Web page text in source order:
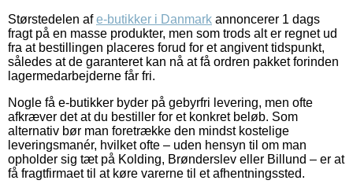
Størstedelen afe-butikker i Danmark annoncerer 1 dags
fragt på en masse produkter, men som trods alt er regnet ud
fra at bestillingen placeres forud for et angivent tidspunkt,
således at de garanteret kan nå at få ordren pakket forinden
lagermedarbejderne får fri.
Nogle få e-butikker byder på gebyrfri levering, men ofte
afkræver det at du bestiller for et konkret beløb. Som
alternativ bør man foretrække den mindst kostelige
leveringsmanér, hvilket ofte – uden hensyn til om man
opholder sig tæt på Kolding, Brønderslev eller Billund – er at
få fragtfirmaet til at køre varerne til et afhentningssted.